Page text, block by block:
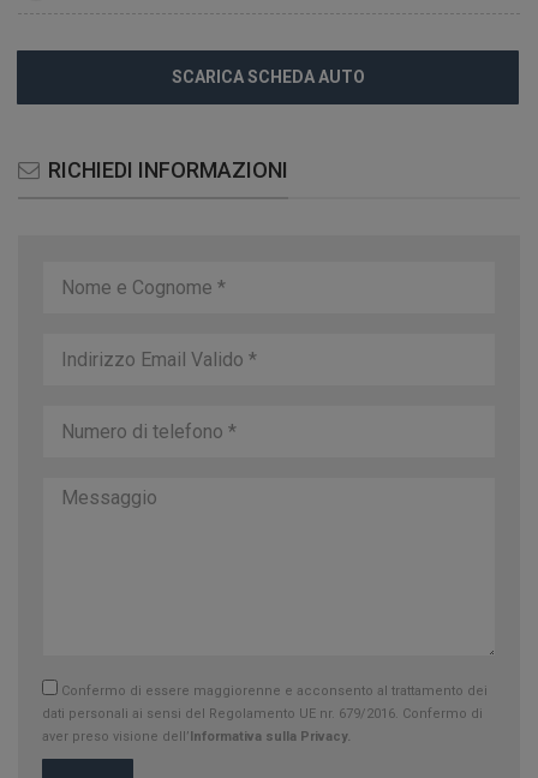
SCARICA SCHEDA AUTO
RICHIEDI INFORMAZIONI
Confermo di essere maggiorenne e acconsento al trattamento dei
dati personali ai sensi del Regolamento UE nr. 679/2016. Confermo di
aver preso visione dell’Informativa sulla Privacy.